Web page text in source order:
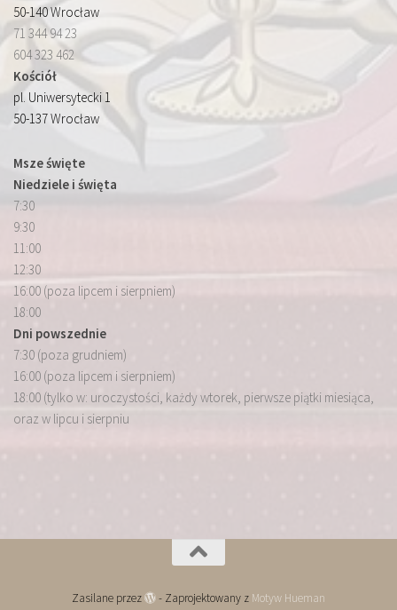
50-140 Wrocław
71 344 94 23
604 323 462
Kościół
pl. Uniwersytecki 1
50-137 Wrocław
Msze święte
Niedziele i święta
7:30
9:30
11:00
12:30
16:00 (poza lipcem i sierpniem)
18:00
Dni powszednie
7:30 (poza grudniem)
16:00 (poza lipcem i sierpniem)
18:00 (tylko w: uroczystości, każdy wtorek, pierwsze piątki miesiąca,
oraz w lipcu i sierpniu
Zasilane przez - Zaprojektowany z Motyw Hueman